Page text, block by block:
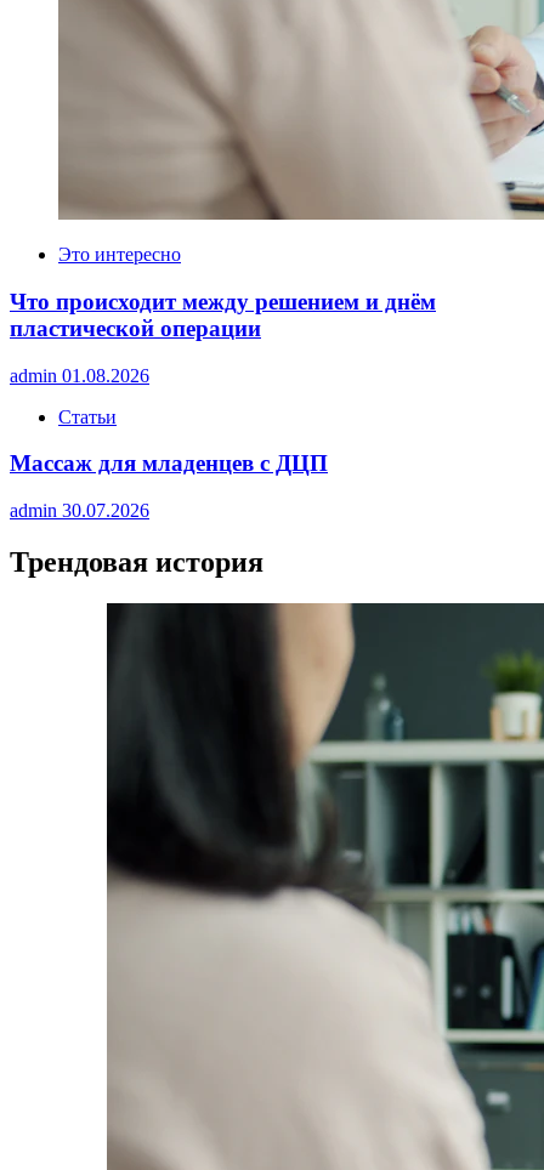
Это интересно
Что происходит между решением и днём
пластической операции
admin 01.08.2026
Статьи
Массаж для младенцев с ДЦП
admin 30.07.2026
Трендовая история